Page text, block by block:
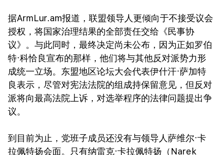
据ArmLur.am报道，联盟领导人更倾向于不接受议会
授权，将国家治理结果的全部责任交给《民事协
议》。与此同时，最终决定尚未公布，因为正如罗伯
特·科恰良宣布的那样，他们将与其他反对派势力形
成统一立场。东盟地区论坛大会代表伊什汗·萨加特
良表示，尽管对宪法法院的组成持保留意见，但反对
派将向最高法院上诉，对选举程序的法律问题提出争
议。
到目前为止，党班子成员还没有与领导人萨维尔·卡
拉佩特扬会面。只有纳雷克·卡拉佩特扬（Narek